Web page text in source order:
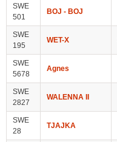
SWE
501
BOJ - BOJ
SWE
195
WET-X
SWE
5678
Agnes
SWE
2827
WALENNA II
SWE
28
TJAJKA